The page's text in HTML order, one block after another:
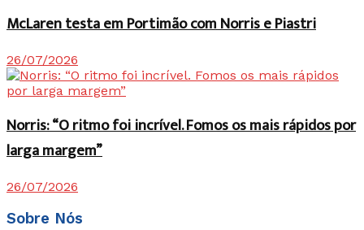
McLaren testa em Portimão com Norris e Piastri
26/07/2026
Norris: “O ritmo foi incrível. Fomos os mais rápidos por
larga margem”
26/07/2026
Sobre Nós